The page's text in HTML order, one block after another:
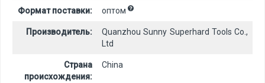
Формат поставки: оптом
Производитель:
Quanzhou Sunny Superhard Tools Co.,
Ltd
Страна
происхождения:
China